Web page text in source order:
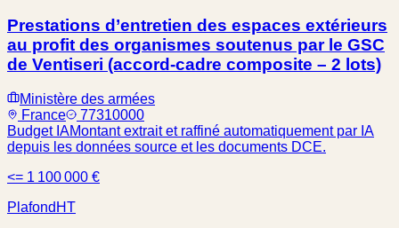
Prestations d’entretien des espaces extérieurs
au profit des organismes soutenus par le GSC
de Ventiseri (accord-cadre composite – 2 lots)
Ministère des armées
France
77310000
Budget IAMontant extrait et raffiné automatiquement par IA
depuis les données source et les documents DCE.
<= 1 100 000 €
Plafond HT